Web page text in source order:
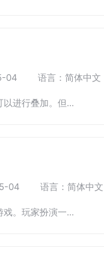
04 语言：简体中文
进行叠加。但...
04 语言：简体中文
。玩家扮演一...